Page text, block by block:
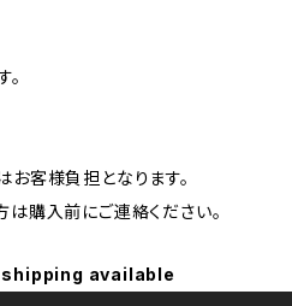
客様負担となります。
購入前にご連絡ください。
available